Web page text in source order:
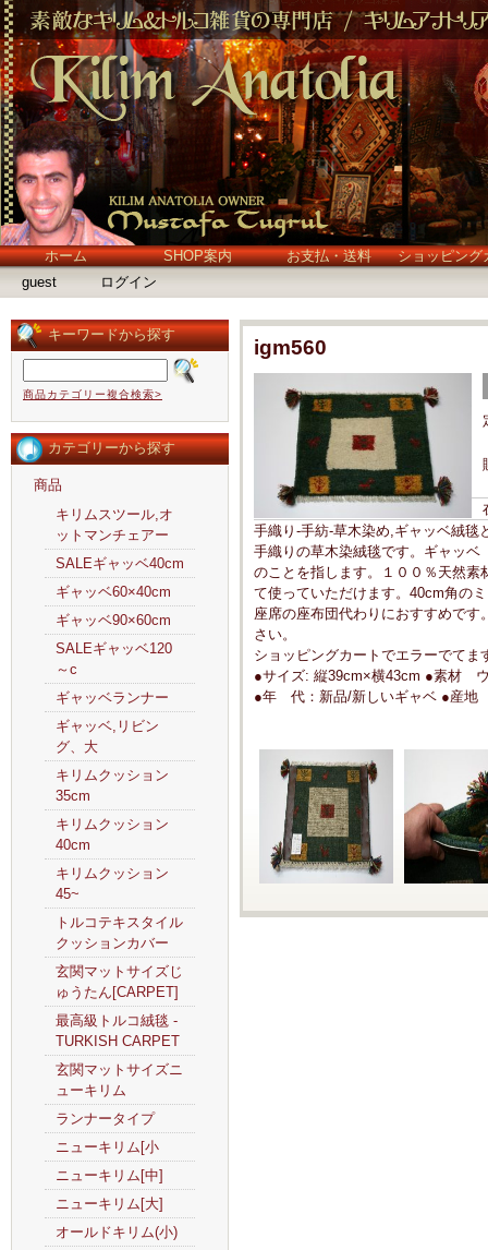
ホーム SHOP案内 お支払・送料
ショッピング
guest
ログイン
キーワードから探す
商品カテゴリー複合検索>
カテゴリーから探す
商品
キリムスツール,オ
ットマンチェアー
SALEギャッベ40cm
ギャッベ60×40cm
ギャッベ90×60cm
SALEギャッベ120
～c
ギャッベランナー
ギャッベ,リビン
グ、大
キリムクッション
35cm
キリムクッション
40cm
キリムクッション
45~
トルコテキスタイル
クッションカバー
玄関マットサイズじ
ゅうたん[CARPET]
最高級トルコ絨毯 -
TURKISH CARPET
玄関マットサイズニ
ューキリム
ランナータイプ
ニューキリム[小
ニューキリム[中]
ニューキリム[大]
オールドキリム(小)
igm560
手織り-手紡-草木染め,ギャッベ絨毯
手織りの草木染絨毯です。ギャッベ
のことを指します。１００％天然
て使っていただけます。40cm角の
座席の座布団代わりにおすすめで
さい。
ショッピングカートでエラーでて
●サイズ: 縦39cm×横43cm ●素材
●年 代：新品/新しいギャベ ●産地